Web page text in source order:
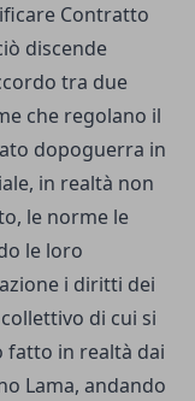
Contratto
discende
tra due
che regolano il
dopoguerra in
in realtà non
le norme le
le loro
i diritti dei
di cui si
fatto in realtà dai
Lama, andando